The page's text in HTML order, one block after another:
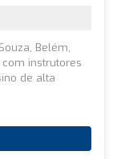
Belém,
instrutores
de alta